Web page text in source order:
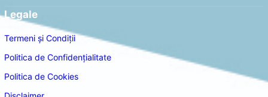
Legale
Termeni și Condiții
Politica de Confidențialitate
Politica de Cookies